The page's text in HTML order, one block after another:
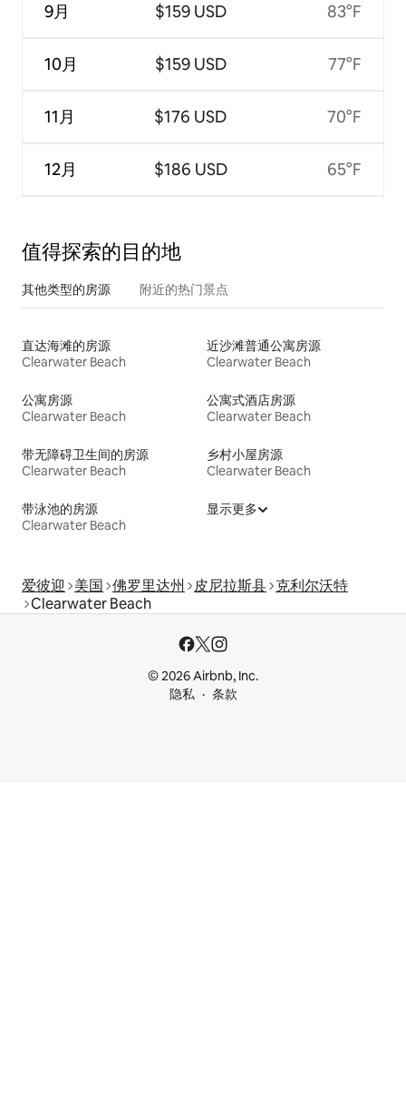
9月
10月
11月
12月
$159 USD
$159 USD
$176 USD
$186 USD
83°F
77°F
70°F
65°F
值得探索的目的地
其他类型的房源 附近的热门景点
直达海滩的房源
Clearwater Beach
近沙滩普通公寓房源
Clearwater Beach
公寓房源
Clearwater Beach
公寓式酒店房源
Clearwater Beach
带无障碍卫生间的房源
Clearwater Beach
乡村小屋房源
Clearwater Beach
带泳池的房源
Clearwater Beach
显示更多
爱彼迎 美国 佛罗里达州 皮尼拉斯县 克利尔沃特
Clearwater Beach
© 2026 Airbnb, Inc.
隐私
条款